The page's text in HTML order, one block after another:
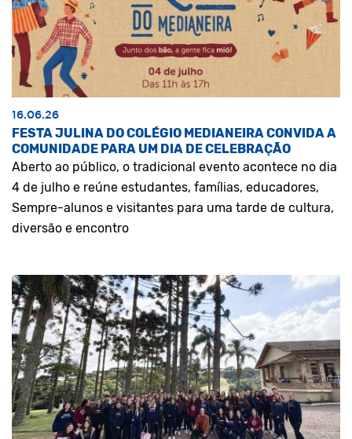
16.06.26
FESTA JULINA DO COLÉGIO MEDIANEIRA CONVIDA A
COMUNIDADE PARA UM DIA DE CELEBRAÇÃO
Aberto ao público, o tradicional evento acontece no dia
4 de julho e reúne estudantes, famílias, educadores,
Sempre-alunos e visitantes para uma tarde de cultura,
diversão e encontro